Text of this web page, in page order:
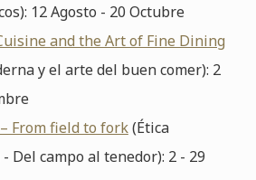
12 Agosto - 20 Octubre
and the Art of Fine Dining
y el arte del buen comer): 2
From field to fork(Ética
Del campo al tenedor): 2 - 29